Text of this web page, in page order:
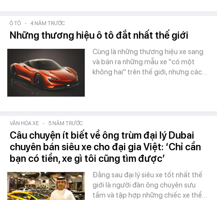
Ô TÔ - 4 NĂM TRƯỚC
Những thương hiệu ô tô đắt nhất thế giới
Cùng là những thương hiệu xe sang
và bán ra những mẫu xe "có một
không hai" trên thế giới, nhưng các…
VĂN HÓA XE - 5 NĂM TRƯỚC
Câu chuyện ít biết về ông trùm đại lý Dubai
chuyên bán siêu xe cho đại gia Việt: ‘Chỉ cần
bạn có tiền, xe gì tôi cũng tìm được’
Đằng sau đại lý siêu xe tốt nhất thế
giới là người đàn ông chuyên sưu
tầm và tập hợp những chiếc xe thể…